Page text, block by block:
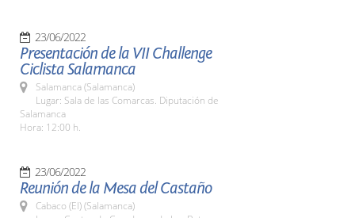
23/06/2022
Presentación de la VII Challenge
Ciclista Salamanca
Salamanca (Salamanca)
Lugar: Sala de las Comarcas. Diputación de
Salamanca
Hora: 12:00 h.
23/06/2022
Reunión de la Mesa del Castaño
Cabaco (El) (Salamanca)